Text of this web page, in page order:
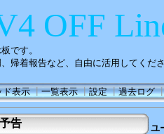
OFF
です。
帰着報告など、自由に活用してくだ
ド表示┃一覧表示┃設定┃過去ログ
告 ユ